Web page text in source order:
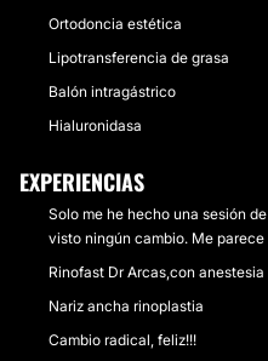
Ortodoncia estética
Lipotransferencia de grasa
Balón intragástrico
Hialuronidasa
EXPERIENCIAS
Solo me he hecho una sesión
visto ningún cambio. Me parece
Rinofast Dr Arcas,con
Nariz ancha rinoplastia
Cambio radical, feliz!!!